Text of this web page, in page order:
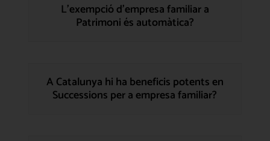
L’exempció d’empresa familiar a
Patrimoni és automàtica?
A Catalunya hi ha beneficis potents en
Successions per a empresa familiar?